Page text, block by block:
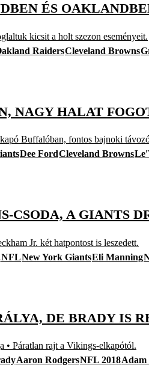
ÉS
kicsit a holt szezon eseményeit.
RaidersCleveland Browns
HALAT
Buffalóban, fontos bajnoki
Dee FordCleveland Browns
CSODA, A GIANTS
Jr. két hatpontost is leszedett.
NFLNew York GiantsEli Manning
DE BRADY IS
• Páratlan rajt a Vikings-elkapótól.
Aaron RodgersNFL 2018Adam